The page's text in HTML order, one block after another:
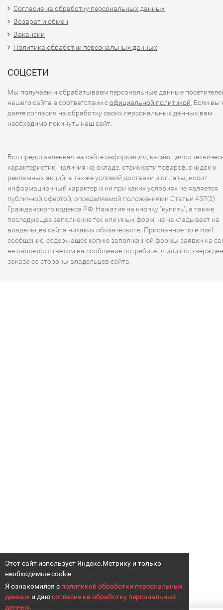
Этот сайт использует Яндекс.Метрику и только
необходимые cookie.
Я ознакомился с политикой обработки персональных
данных и даюсогласие на обработку персональных
данных.
Согласие на обработку персональных данных
Возврат и обмен
Вакансии
Политика обработки персональных данных
СОЦСЕТИ
Мы получаем и обрабатываем персональные данные
нашего сайта в соответствии софициальной политикой . Если вы
даете согласия на обработку своих персональных данных,вам
необходимо покинуть наш сайт.
Вся представленная на сайте информация, касающаяся
характеристик, наличия на складе, стоимости товаров, скидок и
рекламных акций, а также условий доставки и оплаты, носит
информационный характер и ни при каких условиях не является
публичной офертой, определяемой положениями Статьи 437(2)
Гражданского кодекса РФ. Нажатие на кнопку "купить", а также
последующее заполнение тех или иных форм, не накладывает на
владельцев сайта никаких обязательств. Присланное по e-mail
сообщение, содержащее копию заполненной формы заявки на
не является ответом на сообщение потребителя или
заказа со стороны владельцев сайта.